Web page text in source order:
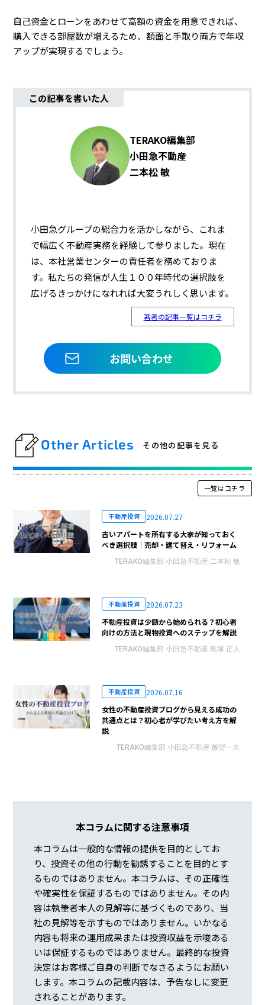
自己資金とローンをあわせて高額の資金を用意できれば、
購入できる部屋数が増えるため、額面と手取り両方で年収
アップが実現するでしょう。
この記事を書いた人
TERAKO編集部
小田急不動産
二本松 敏
小田急グループの総合力を活かしながら、これま
で幅広く不動産実務を経験して参りました。現在
は、本社営業センターの責任者を務めておりま
す。私たちの発信が人生１００年時代の選択肢を
広げるきっかけになれれば大変うれしく思います。
著者の記事一覧はコチラ
お問い合わせ
Other Articles その他の記事を見る
一覧はコチラ
不動産投資
2026.07.27
古いアパートを所有する大家が知っておく
べき選択肢｜売却・建て替え・リフォーム
TERAKO編集部 小田急不動産 二本松 敏
不動産投資
2026.07.23
不動産投資は少額から始められる？初心者
向けの方法と現物投資へのステップを解説
TERAKO編集部 小田急不動産 鳥塚 正人
不動産投資
2026.07.16
女性の不動産投資ブログから見える成功の
共通点とは？初心者が学びたい考え方を解
説
TERAKO編集部 小田急不動産 飯野一久
本コラムに関する注意事項
本コラムは一般的な情報の提供を目的としてお
り、投資その他の行動を勧誘することを目的とす
るものではありません。本コラムは、その正確性
や確実性を保証するものではありません。その内
容は執筆者本人の見解等に基づくものであり、当
社の見解等を示すものではありません。いかなる
内容も将来の運用成果または投資収益を示唆ある
いは保証するものではありません。最終的な投資
決定はお客様ご自身の判断でなさるようにお願い
します。本コラムの記載内容は、予告なしに変更
されることがあります。